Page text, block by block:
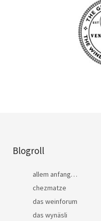
Blogroll
allem anfang…
chezmatze
das weinforum
das wynäsli